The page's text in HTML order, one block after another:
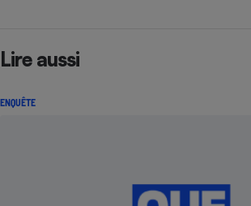
Lire aussi
ENQUÊTE